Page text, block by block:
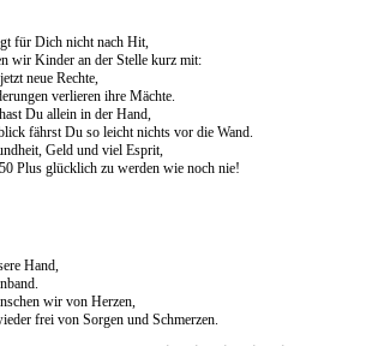
für Dich nicht nach Hit,
wir Kinder an der Stelle kurz mit:
neue Rechte,
verlieren ihre Mächte.
Du allein in der Hand,
fährst Du so leicht nichts vor die Wand.
Geld und viel Esprit,
Plus glücklich zu werden wie noch nie!
Hand,
wir von Herzen,
frei von Sorgen und Schmerzen.